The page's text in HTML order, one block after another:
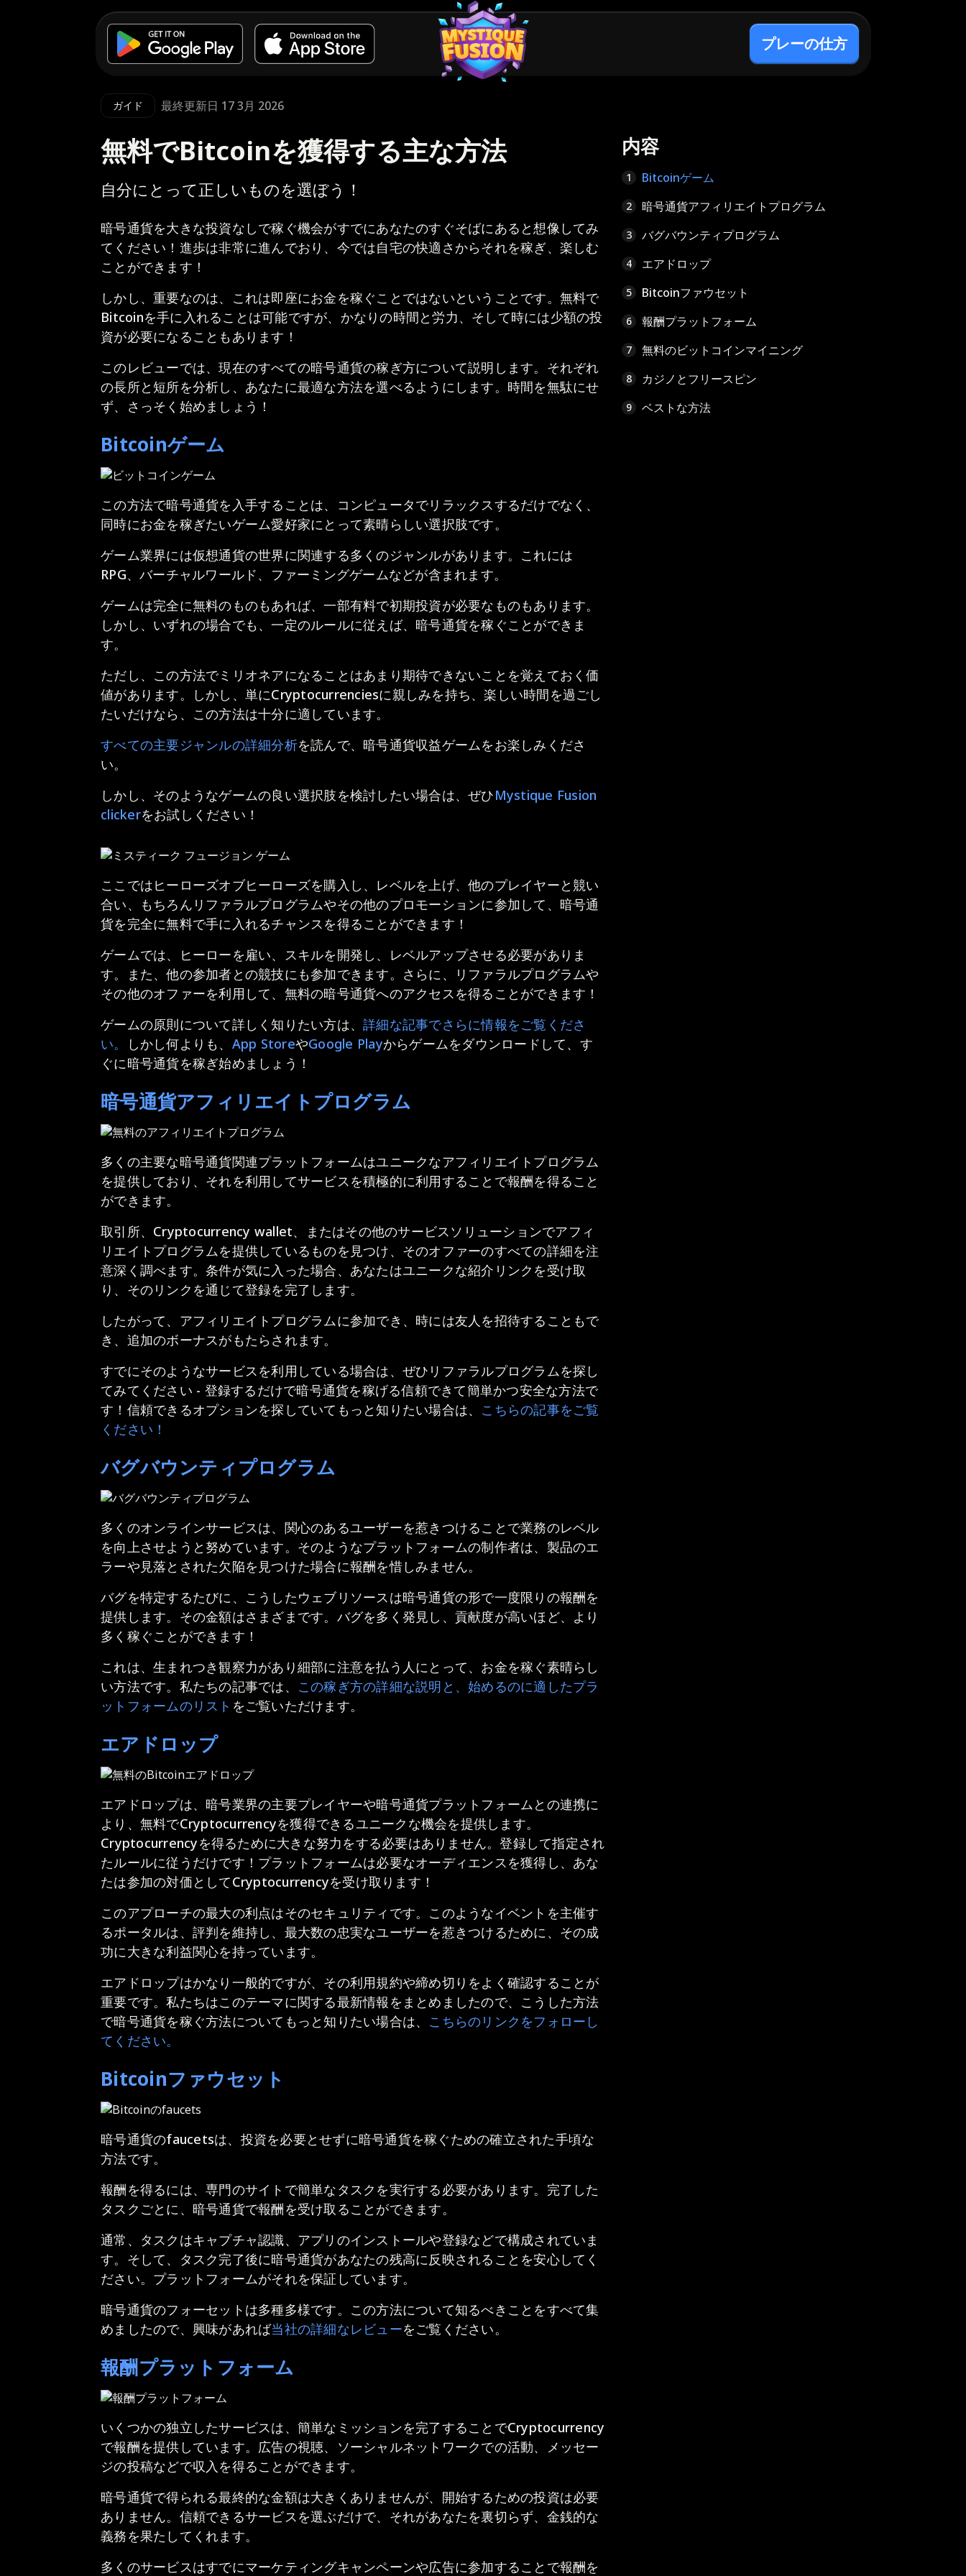
プレーの仕方
ガイド 最終更新日 17 3月 2026
無料でBitcoinを獲得する主な方法
自分にとって正しいものを選ぼう！
暗号通貨を大きな投資なしで稼ぐ機会がすでにあなたのすぐそばにあると想像してみ
てください！進歩は非常に進んでおり、今では自宅の快適さからそれを稼ぎ、楽しむ
ことができます！
しかし、重要なのは、これは即座にお金を稼ぐことではないということです。無料で
Bitcoinを手に入れることは可能ですが、かなりの時間と労力、そして時には少額の投
資が必要になることもあります！
このレビューでは、現在のすべての暗号通貨の稼ぎ方について説明します。それぞれ
の長所と短所を分析し、あなたに最適な方法を選べるようにします。時間を無駄にせ
ず、さっそく始めましょう！
Bitcoinゲーム
この方法で暗号通貨を入手することは、コンピュータでリラックスするだけでなく、
同時にお金を稼ぎたいゲーム愛好家にとって素晴らしい選択肢です。
ゲーム業界には仮想通貨の世界に関連する多くのジャンルがあります。これには
RPG、バーチャルワールド、ファーミングゲームなどが含まれます。
ゲームは完全に無料のものもあれば、一部有料で初期投資が必要なものもあります。
しかし、いずれの場合でも、一定のルールに従えば、暗号通貨を稼ぐことができま
す。
ただし、この方法でミリオネアになることはあまり期待できないことを覚えておく価
値があります。しかし、単にCryptocurrenciesに親しみを持ち、楽しい時間を過ごし
たいだけなら、この方法は十分に適しています。
すべての主要ジャンルの詳細分析を読んで、暗号通貨収益ゲームをお楽しみくださ
い。
しかし、そのようなゲームの良い選択肢を検討したい場合は、ぜひMystique Fusion
clickerをお試しください！
ここではヒーローズオブヒーローズを購入し、レベルを上げ、他のプレイヤーと競い
合い、もちろんリファラルプログラムやその他のプロモーションに参加して、暗号通
貨を完全に無料で手に入れるチャンスを得ることができます！
ゲームでは、ヒーローを雇い、スキルを開発し、レベルアップさせる必要がありま
す。また、他の参加者との競技にも参加できます。さらに、リファラルプログラムや
その他のオファーを利用して、無料の暗号通貨へのアクセスを得ることができます！
ゲームの原則について詳しく知りたい方は、 詳細な記事でさらに情報をご覧くださ
い。
しかし何よりも、 App StoreやGoogle Playからゲームをダウンロードして、す
ぐに暗号通貨を稼ぎ始めましょう！
暗号通貨アフィリエイトプログラム
多くの主要な暗号通貨関連プラットフォームはユニークなアフィリエイトプログラム
を提供しており、それを利用してサービスを積極的に利用することで報酬を得ること
ができます。
取引所、Cryptocurrency wallet、またはその他のサービスソリューションでアフィ
リエイトプログラムを提供しているものを見つけ、そのオファーのすべての詳細を注
意深く調べます。条件が気に入った場合、あなたはユニークな紹介リンクを受け取
り、そのリンクを通じて登録を完了します。
したがって、アフィリエイトプログラムに参加でき、時には友人を招待することもで
き、追加のボーナスがもたらされます。
すでにそのようなサービスを利用している場合は、ぜひリファラルプログラムを探し
てみてください - 登録するだけで暗号通貨を稼げる信頼できて簡単かつ安全な方法で
す！信頼できるオプションを探していてもっと知りたい場合は、 こちらの記事をご覧
ください！
バグバウンティプログラム
多くのオンラインサービスは、関心のあるユーザーを惹きつけることで業務のレベル
を向上させようと努めています。そのようなプラットフォームの制作者は、製品のエ
ラーや見落とされた欠陥を見つけた場合に報酬を惜しみません。
バグを特定するたびに、こうしたウェブリソースは暗号通貨の形で一度限りの報酬を
提供します。その金額はさまざまです。バグを多く発見し、貢献度が高いほど、より
多く稼ぐことができます！
これは、生まれつき観察力があり細部に注意を払う人にとって、お金を稼ぐ素晴らし
い方法です。私たちの記事では、 この稼ぎ方の詳細な説明と、始めるのに適したプラ
ットフォームのリスト をご覧いただけます。
エアドロップ
エアドロップは、暗号業界の主要プレイヤーや暗号通貨プラットフォームとの連携に
より、無料でCryptocurrencyを獲得できるユニークな機会を提供します。
Cryptocurrencyを得るために大きな努力をする必要はありません。登録して指定され
たルールに従うだけです！プラットフォームは必要なオーディエンスを獲得し、あな
たは参加の対価としてCryptocurrencyを受け取ります！
このアプローチの最大の利点はそのセキュリティです。このようなイベントを主催す
るポータルは、評判を維持し、最大数の忠実なユーザーを惹きつけるために、その成
功に大きな利益関心を持っています。
エアドロップはかなり一般的ですが、その利用規約や締め切りをよく確認することが
重要です。私たちはこのテーマに関する最新情報をまとめましたので、こうした方法
で暗号通貨を稼ぐ方法についてもっと知りたい場合は、 こちらのリンクをフォローし
てください。
Bitcoinファウセット
暗号通貨のfaucetsは、投資を必要とせずに暗号通貨を稼ぐための確立された手頃な
方法です。
報酬を得るには、専門のサイトで簡単なタスクを実行する必要があります。完了した
タスクごとに、暗号通貨で報酬を受け取ることができます。
通常、タスクはキャプチャ認識、アプリのインストールや登録などで構成されていま
す。そして、タスク完了後に暗号通貨があなたの残高に反映されることを安心してく
ださい。プラットフォームがそれを保証しています。
暗号通貨のフォーセットは多種多様です。この方法について知るべきことをすべて集
めましたので、興味があれば当社の詳細なレビューをご覧ください。
報酬プラットフォーム
いくつかの独立したサービスは、簡単なミッションを完了することでCryptocurrency
で報酬を提供しています。広告の視聴、ソーシャルネットワークでの活動、メッセー
ジの投稿などで収入を得ることができます。
暗号通貨で得られる最終的な金額は大きくありませんが、開始するための投資は必要
ありません。信頼できるサービスを選ぶだけで、それがあなたを裏切らず、金銭的な
義務を果たしてくれます。
多くのサービスはすでにマーケティングキャンペーンや広告に参加することで報酬を
内容
1 Bitcoinゲーム
2 暗号通貨アフィリエイトプログラム
3 バグバウンティプログラム
4 エアドロップ
5 Bitcoinファウセット
6 報酬プラットフォーム
7 無料のビットコインマイニング
8 カジノとフリースピン
9 ベストな方法